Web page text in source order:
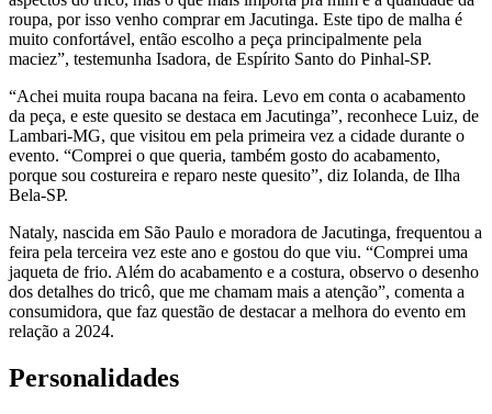
roupa, por isso venho comprar em Jacutinga. Este tipo de malha é
muito confortável, então escolho a peça principalmente pela
maciez”, testemunha Isadora, de Espírito Santo do Pinhal-SP.
“Achei muita roupa bacana na feira. Levo em conta o acabamento
da peça, e este quesito se destaca em Jacutinga”, reconhece Luiz, de
Lambari-MG, que visitou em pela primeira vez a cidade durante o
evento. “Comprei o que queria, também gosto do acabamento,
porque sou costureira e reparo neste quesito”, diz Iolanda, de Ilha
Bela-SP.
Nataly, nascida em São Paulo e moradora de Jacutinga, frequentou a
feira pela terceira vez este ano e gostou do que viu. “Comprei uma
jaqueta de frio. Além do acabamento e a costura, observo o desenho
dos detalhes do tricô, que me chamam mais a atenção”, comenta a
consumidora, que faz questão de destacar a melhora do evento em
relação a 2024.
Personalidades